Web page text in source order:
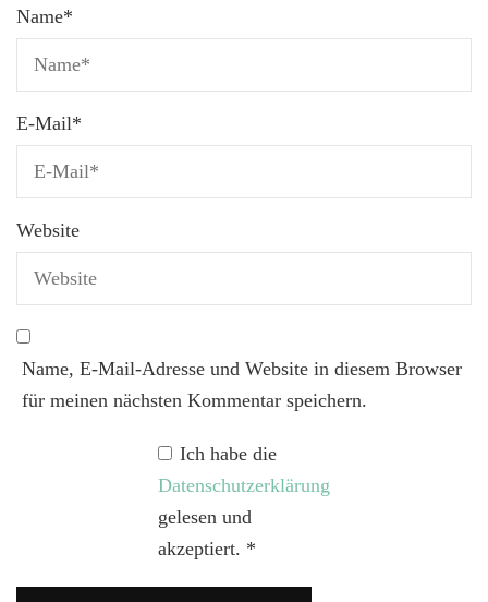
Name*
E-Mail*
Website
Name, E-Mail-Adresse und Website in diesem Browser
für meinen nächsten Kommentar speichern.
Ich habe die
Datenschutzerklärung
gelesen und
akzeptiert. *